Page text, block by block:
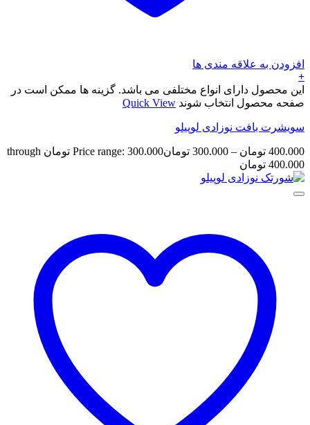
افزودن به علاقه مندی ها
+
این محصول دارای انواع مختلفی می باشد. گزینه ها ممکن است در
صفحه محصول انتخاب شوند Quick View
سویشرت بافت نوزادی لوپیلو
400.000 تومان –
300.000 تومان
Price range: 300.000 تومان through
400.000 تومان